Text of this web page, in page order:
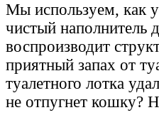
Мы используем, как
чистый наполнитель
воспроизводит
приятный запах от
туалетного лотка
не отпугнет кошку?